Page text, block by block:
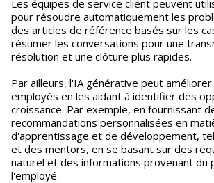
Les équipes de service client peuvent
pour résoudre automatiquement les
des articles de référence basés sur les
résumer les conversations pour une
résolution et une clôture plus rapides.
Par ailleurs, l'IA générative peut
employés en les aidant à identifier des
croissance. Par exemple, en fournissant
recommandations personnalisées en
d'apprentissage et de développement,
et des mentors, en se basant sur des
naturel et des informations provenant du
l'employé.